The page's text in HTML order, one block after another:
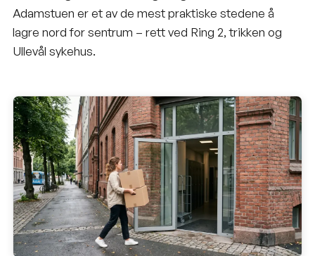
Adamstuen er et av de mest praktiske stedene å
lagre nord for sentrum – rett ved Ring 2, trikken og
Ullevål sykehus.